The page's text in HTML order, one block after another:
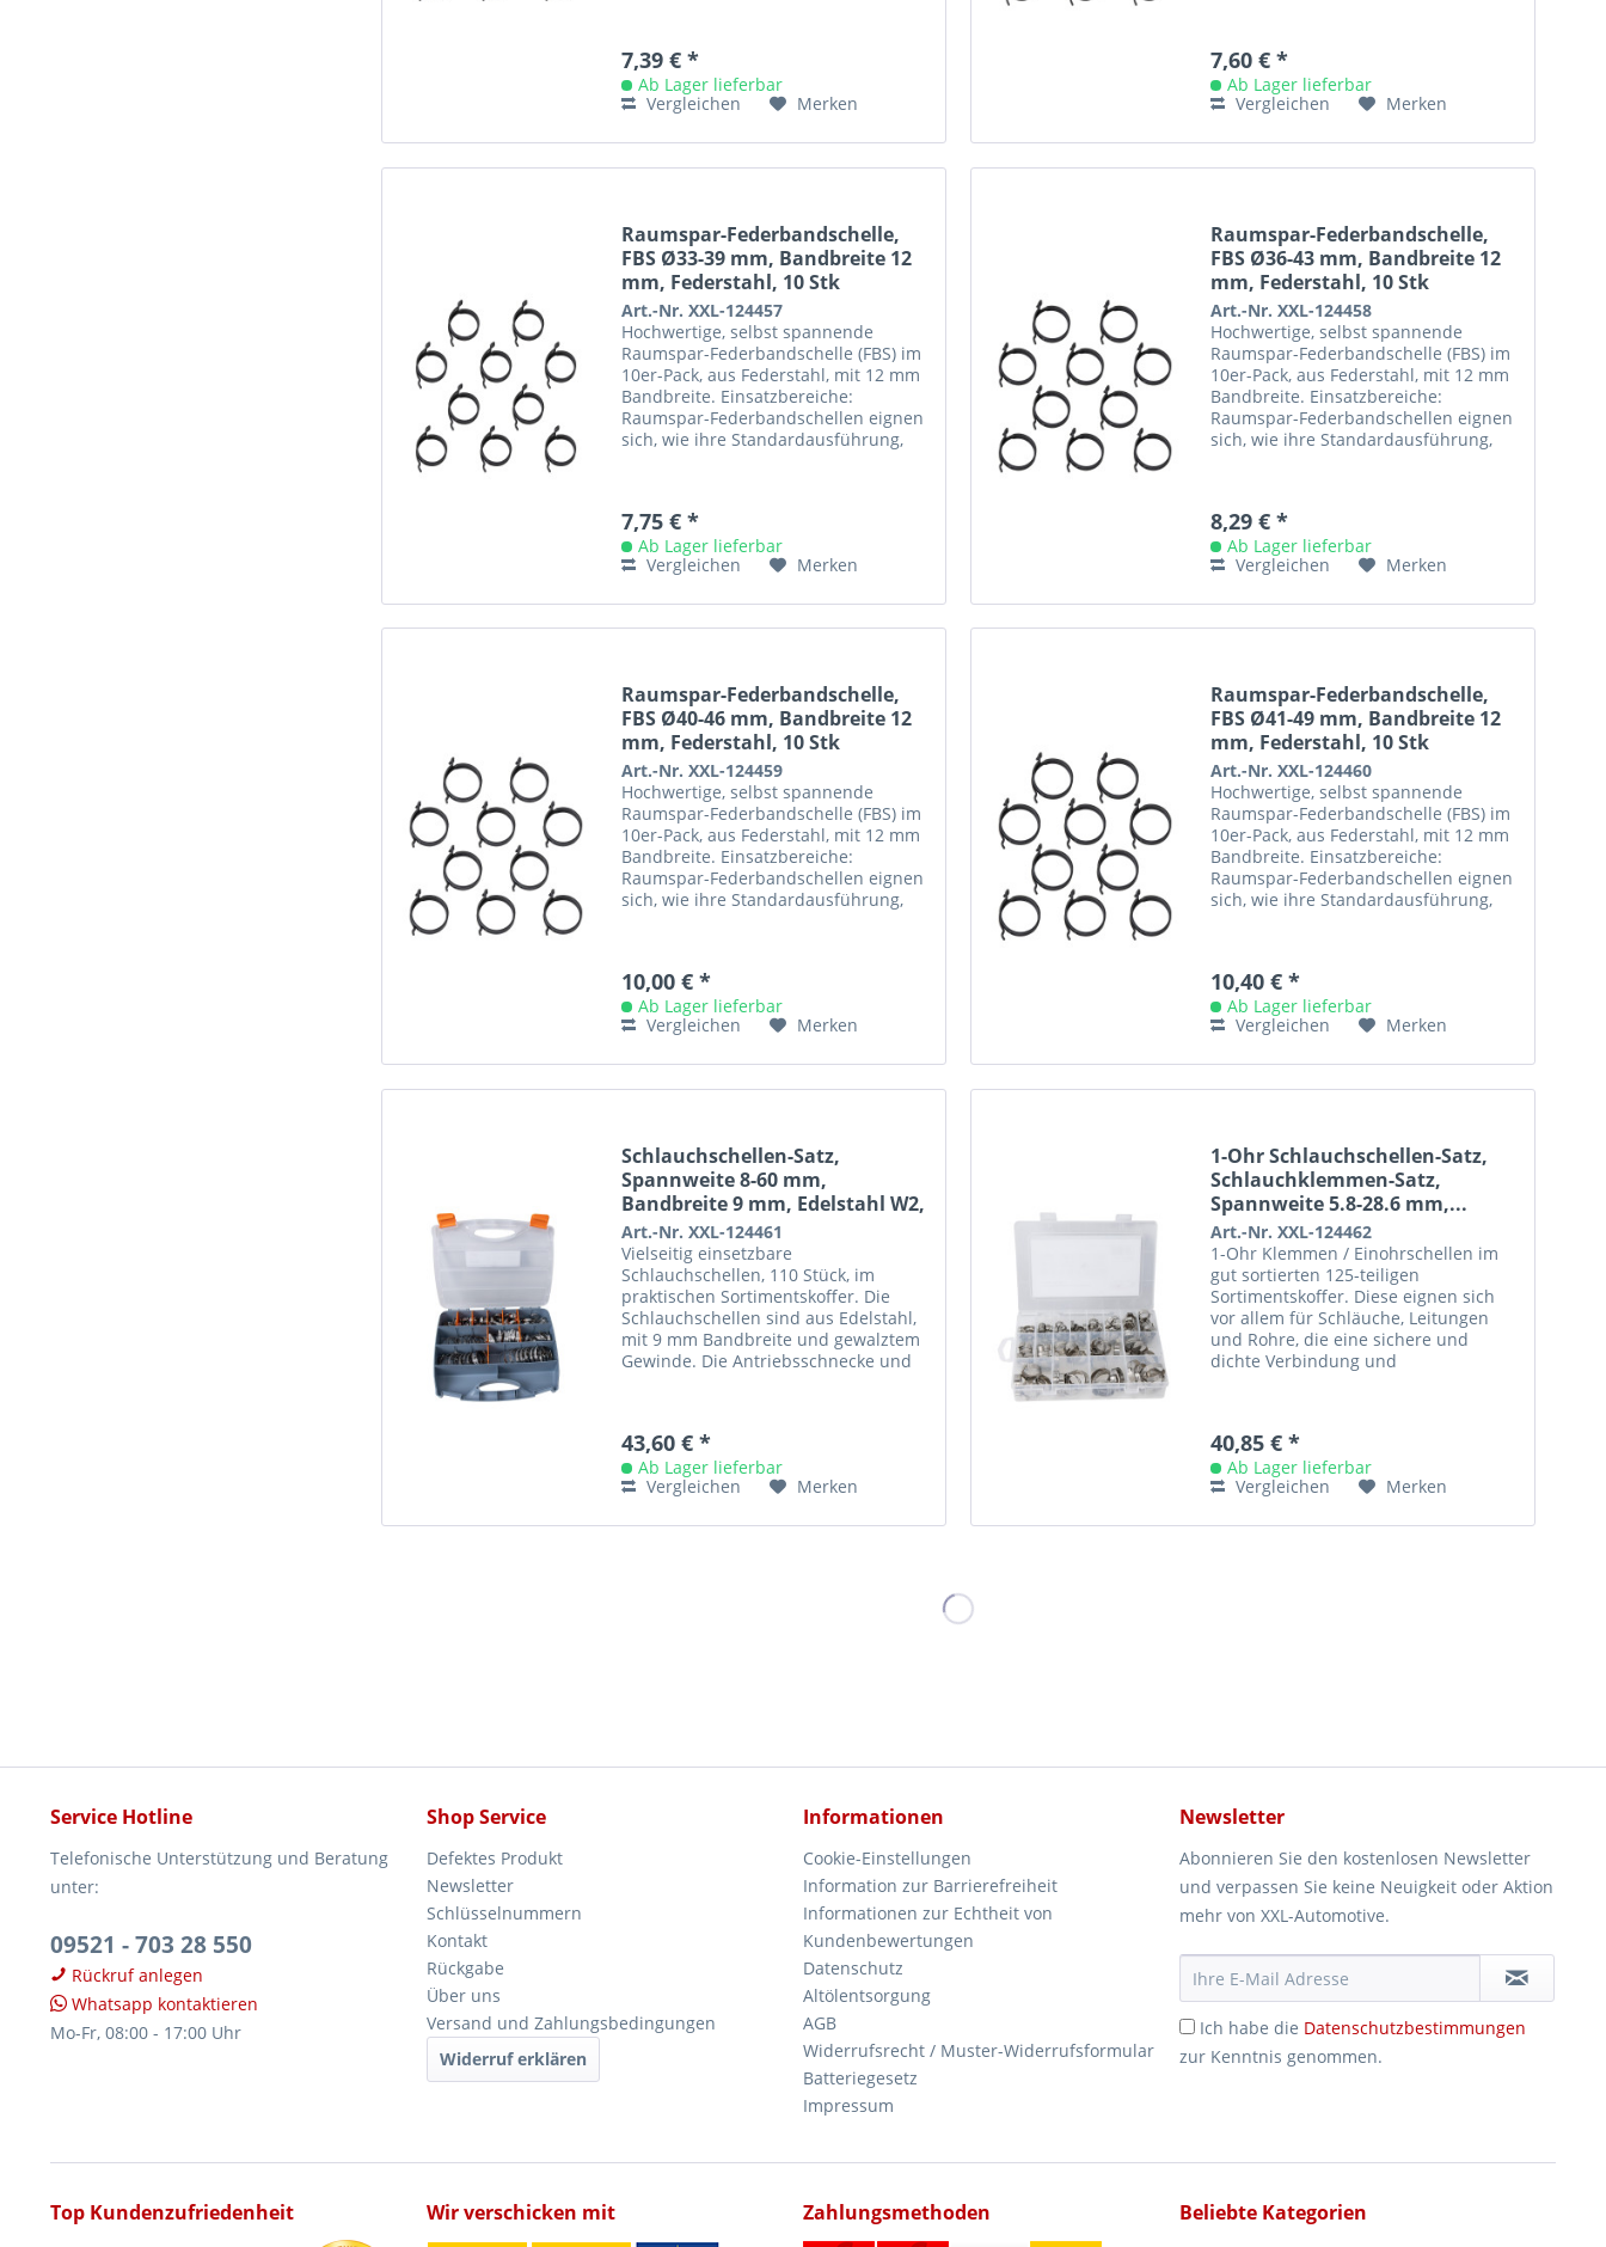
7,39 € *
Ab Lager lieferbar
Vergleichen
Merken
7,60 € *
Ab Lager lieferbar
Vergleichen
Merken
Raumspar-Federbandschelle,
FBS Ø33-39 mm, Bandbreite 12
mm, Federstahl, 10 Stk
Art.-Nr. XXL-124457
Hochwertige, selbst spannende
Raumspar-Federbandschelle (FBS) im
10er-Pack, aus Federstahl, mit 12 mm
Bandbreite. Einsatzbereiche:
Raumspar-Federbandschellen eignen
sich, wie ihre Standardausführung,
7,75 € *
Ab Lager lieferbar
Vergleichen
Merken
Raumspar-Federbandschelle,
FBS Ø36-43 mm, Bandbreite 12
mm, Federstahl, 10 Stk
Art.-Nr. XXL-124458
Hochwertige, selbst spannende
Raumspar-Federbandschelle (FBS) im
10er-Pack, aus Federstahl, mit 12 mm
Bandbreite. Einsatzbereiche:
Raumspar-Federbandschellen eignen
sich, wie ihre Standardausführung,
8,29 € *
Ab Lager lieferbar
Vergleichen
Merken
Raumspar-Federbandschelle,
FBS Ø40-46 mm, Bandbreite 12
mm, Federstahl, 10 Stk
Art.-Nr. XXL-124459
Hochwertige, selbst spannende
Raumspar-Federbandschelle (FBS) im
10er-Pack, aus Federstahl, mit 12 mm
Bandbreite. Einsatzbereiche:
Raumspar-Federbandschellen eignen
sich, wie ihre Standardausführung,
10,00 € *
Ab Lager lieferbar
Vergleichen
Merken
Raumspar-Federbandschelle,
FBS Ø41-49 mm, Bandbreite 12
mm, Federstahl, 10 Stk
Art.-Nr. XXL-124460
Hochwertige, selbst spannende
Raumspar-Federbandschelle (FBS) im
10er-Pack, aus Federstahl, mit 12 mm
Bandbreite. Einsatzbereiche:
Raumspar-Federbandschellen eignen
sich, wie ihre Standardausführung,
10,40 € *
Ab Lager lieferbar
Vergleichen
Merken
Schlauchschellen-Satz,
Spannweite 8-60 mm,
Bandbreite 9 mm, Edelstahl W2,
110...
Art.-Nr. XXL-124461
Vielseitig einsetzbare
Schlauchschellen, 110 Stück, im
praktischen Sortimentskoffer. Die
Schlauchschellen sind aus Edelstahl,
mit 9 mm Bandbreite und gewalztem
Gewinde. Die Antriebsschnecke und
43,60 € *
Ab Lager lieferbar
Vergleichen
Merken
1-Ohr Schlauchschellen-Satz,
Schlauchklemmen-Satz,
Spannweite 5.8-28.6 mm,...
Art.-Nr. XXL-124462
1-Ohr Klemmen / Einohrschellen im
gut sortierten 125-teiligen
Sortimentskoffer. Diese eignen sich
vor allem für Schläuche, Leitungen
und Rohre, die eine sichere und
dichte Verbindung und
40,85 € *
Ab Lager lieferbar
Vergleichen
Merken
Service Hotline
Telefonische Unterstützung und Beratung
unter:
09521 - 703 28 550
Rückruf anlegen
Whatsapp kontaktieren
Mo-Fr, 08:00 - 17:00 Uhr
Shop Service
Defektes Produkt
Newsletter
Schlüsselnummern
Kontakt
Rückgabe
Über uns
Versand und Zahlungsbedingungen
Widerruf erklären
Informationen
Cookie-Einstellungen
Information zur Barrierefreiheit
Informationen zur Echtheit von
Kundenbewertungen
Datenschutz
Altölentsorgung
AGB
Widerrufsrecht / Muster-Widerrufsformular
Batteriegesetz
Impressum
Newsletter
Abonnieren Sie den kostenlosen Newsletter
und verpassen Sie keine Neuigkeit oder Aktion
mehr von XXL-Automotive.
Ich habe die Datenschutzbestimmungen
zur Kenntnis genommen.
Top Kundenzufriedenheit Wir verschicken mit Zahlungsmethoden Beliebte Kategorien